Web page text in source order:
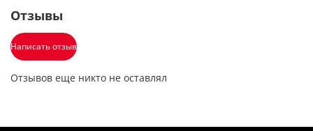
Отзывы
Написать отзыв
Отзывов еще никто не оставлял